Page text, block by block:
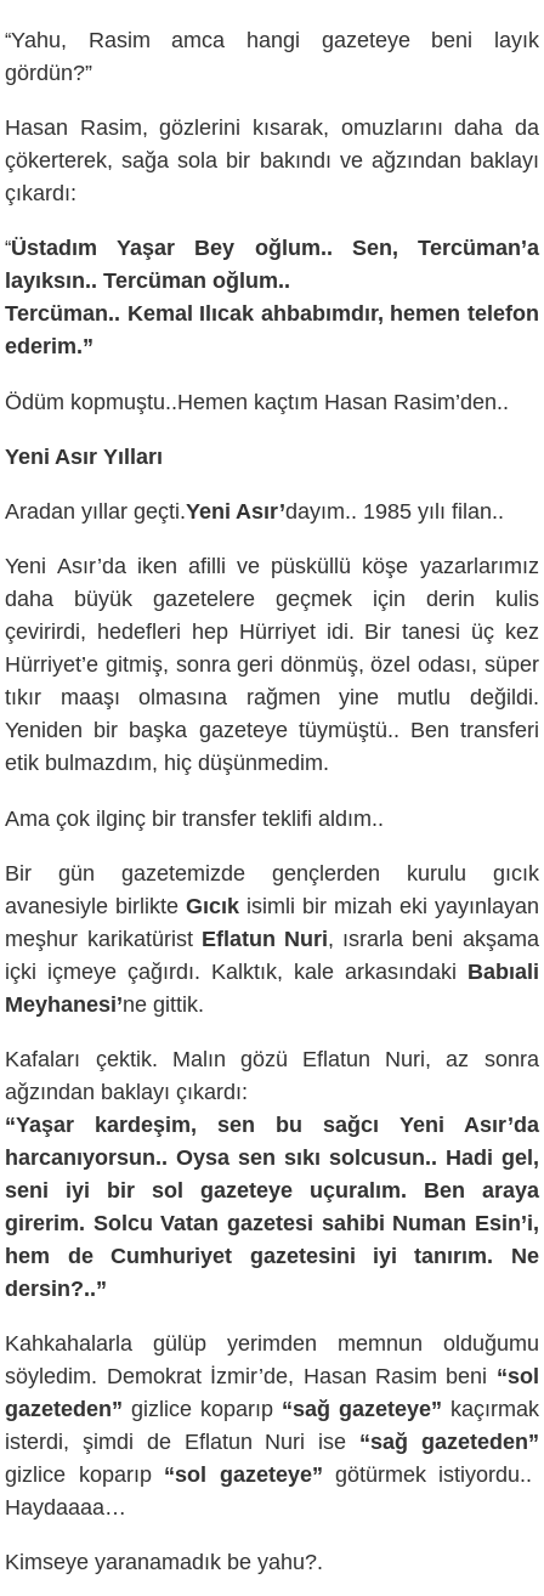
“Yahu, Rasim amca hangi gazeteye beni layık
gördün?”
Hasan Rasim, gözlerini kısarak, omuzlarını daha da
çökerterek, sağa sola bir bakındı ve ağzından baklayı
çıkardı:
“Üstadım Yaşar Bey oğlum.. Sen, Tercüman’a
layıksın.. Tercüman oğlum..
Tercüman.. Kemal Ilıcak ahbabımdır, hemen telefon
ederim.”
Ödüm kopmuştu..Hemen kaçtım Hasan Rasim’den..
Yeni Asır Yılları
Aradan yıllar geçti.Yeni Asır’dayım.. 1985 yılı filan..
Yeni Asır’da iken afilli ve püsküllü köşe yazarlarımız
daha büyük gazetelere geçmek için derin kulis
çevirirdi, hedefleri hep Hürriyet idi. Bir tanesi üç kez
Hürriyet’e gitmiş, sonra geri dönmüş, özel odası, süper
tıkır maaşı olmasına rağmen yine mutlu değildi.
Yeniden bir başka gazeteye tüymüştü.. Ben transferi
etik bulmazdım, hiç düşünmedim.
Ama çok ilginç bir transfer teklifi aldım..
Bir gün gazetemizde gençlerden kurulu gıcık
avanesiyle birlikteGıcık isimli bir mizah eki yayınlayan
meşhur karikatürist Eflatun Nuri, ısrarla beni akşama
içki içmeye çağırdı. Kalktık, kale arkasındaki Babıali
Meyhanesi’ne gittik.
Kafaları çektik. Malın gözü Eflatun Nuri, az sonra
ağzından baklayı çıkardı:
“Yaşar kardeşim, sen bu sağcı Yeni Asır’da
harcanıyorsun.. Oysa sen sıkı solcusun.. Hadi gel,
seni iyi bir sol gazeteye uçuralım. Ben araya
girerim. Solcu Vatan gazetesi sahibi Numan Esin’i,
hem de Cumhuriyet gazetesini iyi tanırım. Ne
dersin?..”
Kahkahalarla gülüp yerimden memnun olduğumu
söyledim. Demokrat İzmir’de, Hasan Rasim beni “sol
gazeteden” gizlice koparıp “sağ gazeteye” kaçırmak
isterdi, şimdi de Eflatun Nuri ise “sağ gazeteden”
gizlice koparıp “sol gazeteye” götürmek istiyordu..
Haydaaaa…
Kimseye yaranamadık be yahu?.